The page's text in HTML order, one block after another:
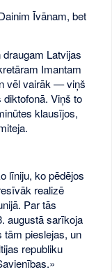
Īvānam, bet
Latvijas
Imantam
vēl vairāk — viņš
Viņš to
klausījos,
līniju, ko pēdējos
realizē
Par tās
augustā sarīkoja
tām pieslejas, un
republiku